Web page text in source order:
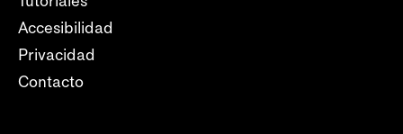
Accesibilidad
Privacidad
Contacto